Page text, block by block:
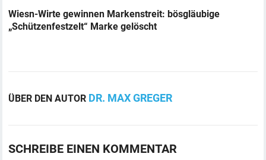
Wiesn-Wirte gewinnen Markenstreit: bösgläubige
„Schützenfestzelt“ Marke gelöscht
ÜBER DEN AUTOR DR. MAX GREGER
SCHREIBE EINEN KOMMENTAR